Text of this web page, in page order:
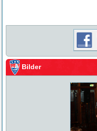
Bilder